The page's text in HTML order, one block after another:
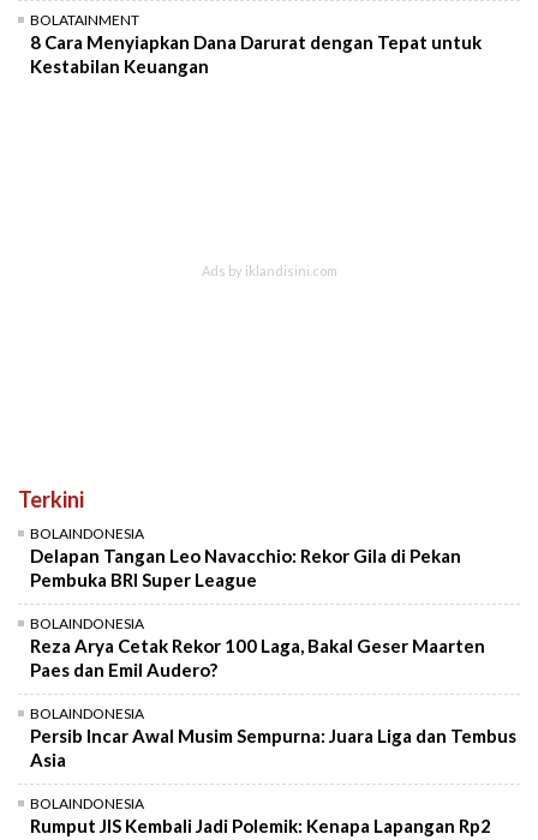
BOLATAINMENT
8 Cara Menyiapkan Dana Darurat dengan Tepat untuk
Kestabilan Keuangan
Terkini
BOLAINDONESIA
Delapan Tangan Leo Navacchio: Rekor Gila di Pekan
Pembuka BRI Super League
BOLAINDONESIA
Reza Arya Cetak Rekor 100 Laga, Bakal Geser Maarten
Paes dan Emil Audero?
BOLAINDONESIA
Persib Incar Awal Musim Sempurna: Juara Liga dan Tembus
Asia
BOLAINDONESIA
Rumput JIS Kembali Jadi Polemik: Kenapa Lapangan Rp2